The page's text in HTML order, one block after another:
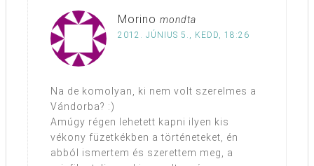
Morino mondta
2012. JÚNIUS 5., KEDD, 18:26
Na de komolyan, ki nem volt szerelmes a
Vándorba? :)
Amúgy régen lehetett kapni ilyen kis
vékony füzetkékben a történeteket, én
abból ismertem és szerettem meg, a